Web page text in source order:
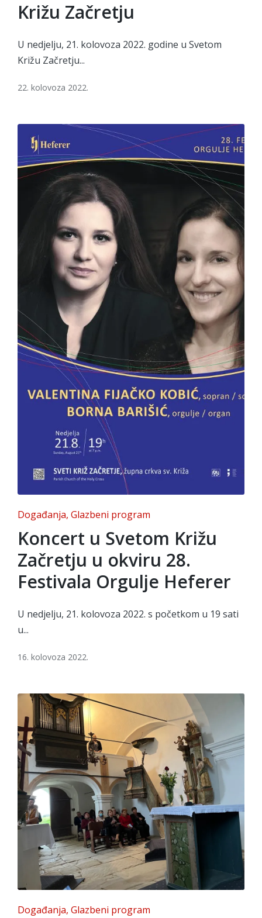
Križu Začretju
U nedjelju, 21. kolovoza 2022. godine u Svetom
Križu Začretju...
22. kolovoza 2022.
Posted
in
Događanja Glazbeni program
Koncert u Svetom Križu
Začretju u okviru 28.
Festivala Orgulje Heferer
U nedjelju, 21. kolovoza 2022. s početkom u 19 sati
u...
16. kolovoza 2022.
Posted
Događanja Glazbeni program